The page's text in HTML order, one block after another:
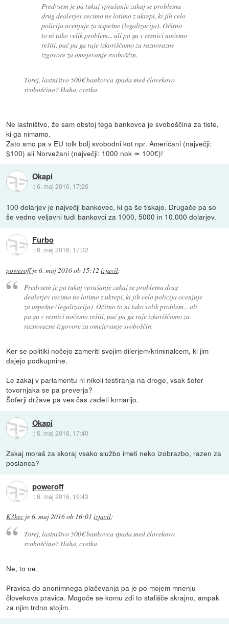
Predvsem je pa tukaj vprašanje zakaj se problema
drug dealerjev recimo ne lotimo z ukrepi, ki jih celo
policija ocenjuje za uspešne (legalizacija). Očitno
to ni tako velik problem... ali pa ga v resnici nočemo
rešiti, pač pa ga raje izkoriščamo za raznorazne
izgovore za omejevanje svoboščin.
Torej, lastništvo 500€ bankovca spada med človekovo
svoboščino? Haha, cvetka.
Ne lastništvo, že sam obstoj tega bankovca je svoboščina za tiste,
ki ga nimamo.
Zato smo pa v EU tolk bolj svobodni kot npr. Američani (največji:
$100) ali Norvežani (največji: 1000 nok ≃ 100€)!
Okapi
::6. maj 2016, 17:20
100 dolarjev je največji bankovec, ki ga še tiskajo. Drugače pa so
še vedno veljavni tudi bankovci za 1000, 5000 in 10.000 dolarjev.
Furbo
::6. maj 2016, 17:32
poweroffje6. maj 2016 ob 15:12 izjavil:
Predvsem je pa tukaj vprašanje zakaj se problema drug
dealerjev recimo ne lotimo z ukrepi, ki jih celo policija ocenjuje
za uspešne (legalizacija). Očitno to ni tako velik problem... ali
pa ga v resnici nočemo rešiti, pač pa ga raje izkoriščamo za
raznorazne izgovore za omejevanje svoboščin.
Ker se politiki nočejo zameriti svojim dilerjem/kriminalcem, ki jim
dajejo podkupnine.
Le zakaj v parlamentu ni nikoli testiranja na droge, vsak šofer
tovornjaka se pa preverja?
Šoferji države pa ves čas zadeti krmarijo.
Okapi
::6. maj 2016, 17:40
Zakaj moraš za skoraj vsako službo imeti neko izobrazbo, razen za
poslanca?
poweroff
::6. maj 2016, 19:43
K3kec je6. maj 2016 ob 16:01 izjavil:
Torej, lastništvo 500€ bankovca spada med človekovo
svoboščino? Haha, cvetka.
Ne, to ne.
Pravica do anonimnega plačevanja pa je po mojem mnenju
človekova pravica. Mogoče se komu zdi to stališče skrajno, ampak
za njim trdno stojim.